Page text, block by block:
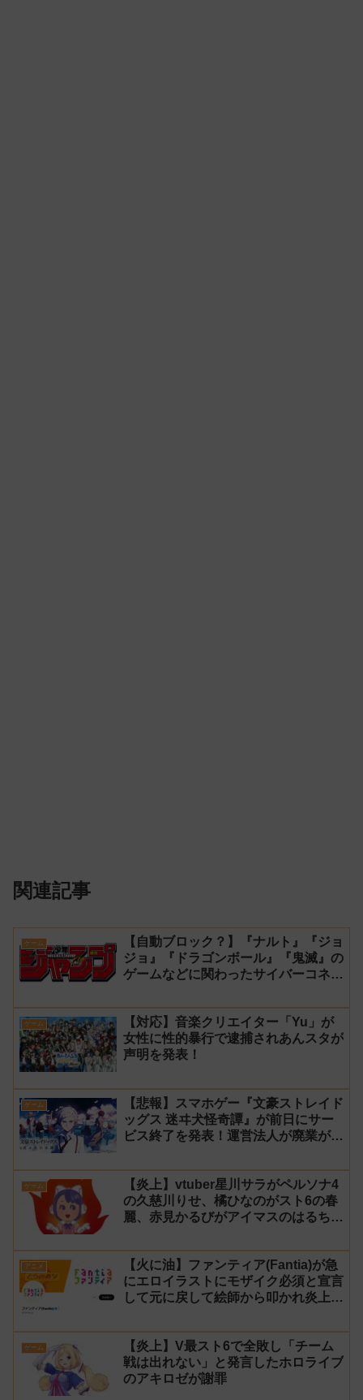
関連記事
ゲーム
【自動ブロック？】『ナルト』『ジョ
ジョ』『ドラゴンボール』『鬼滅』の
ゲームなどに関わったサイバーコネク
ブロックされてしまう
ゲーム
【対応】音楽クリエイター「Yu」が
女性に性的暴行で逮捕されあんスタが
声明を発表！
ゲーム
【悲報】スマホゲー『文豪ストレイド
ッグス 迷ヰ犬怪奇譚』が前日にサー
ビス終了を発表！運営法人が廃業が原
ゲーム
【炎上】vtuber星川サラがペルソナ4
の久慈川りせ、橘ひなのがスト6の春
麗、赤見かるびがアイマスのはるちは
アニメ
【火に油】ファンティア(Fantia)が急
にエロイラストにモザイク必須と宣言
して元に戻して絵師から叩かれ炎上し
ゲーム
【炎上】V最スト6で全敗し「チーム
戦は出れない」と発言したホロライブ
のアキロゼが謝罪